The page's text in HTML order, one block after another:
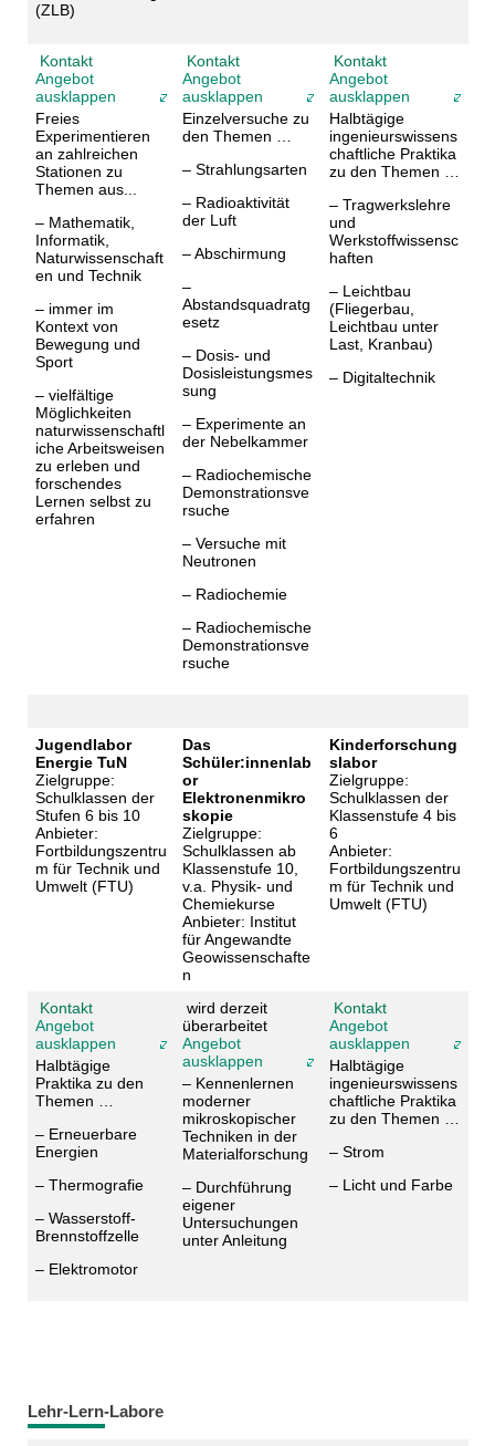
(ZLB)
Kontakt
Angebot
ausklappen
Freies
Experimentieren
an zahlreichen
Stationen zu
Themen aus...
– Mathematik,
Informatik,
Naturwissenschaft
en und Technik
– immer im
Kontext von
Bewegung und
Sport
– vielfältige
Möglichkeiten
naturwissenschaftl
iche Arbeitsweisen
zu erleben und
forschendes
Lernen selbst zu
erfahren
Kontakt
Angebot
ausklappen
Einzelversuche zu
den Themen …
– Strahlungsarten
– Radioaktivität
der Luft
– Abschirmung
–
Abstandsquadratg
esetz
– Dosis- und
Dosisleistungsmes
sung
– Experimente an
der Nebelkammer
– Radiochemische
Demonstrationsve
rsuche
– Versuche mit
Neutronen
– Radiochemie
– Radiochemische
Demonstrationsve
rsuche
Kontakt
Angebot
ausklappen
Halbtägige
ingenieurswissens
chaftliche Praktika
zu den Themen …
– Tragwerkslehre
und
Werkstoffwissensc
haften
– Leichtbau
(Fliegerbau,
Leichtbau unter
Last, Kranbau)
– Digitaltechnik
Jugendlabor
Energie TuN
Zielgruppe:
Schulklassen der
Stufen 6 bis 10
Anbieter:
Fortbildungszentru
m für Technik und
Umwelt (FTU)
Das
Schüler:innenlab
or
Elektronenmikro
skopie
Zielgruppe:
Schulklassen ab
Klassenstufe 10,
v.a. Physik- und
Chemiekurse
Anbieter: Institut
für Angewandte
Geowissenschafte
n
Kinderforschung
slabor
Zielgruppe:
Schulklassen der
Klassenstufe 4 bis
6
Anbieter:
Fortbildungszentru
m für Technik und
Umwelt (FTU)
Kontakt
Angebot
ausklappen
Halbtägige
Praktika zu den
Themen …
– Erneuerbare
Energien
– Thermografie
– Wasserstoff-
Brennstoffzelle
– Elektromotor
wird derzeit
überarbeitet
Angebot
ausklappen
– Kennenlernen
moderner
mikroskopischer
Techniken in der
Materialforschung
– Durchführung
eigener
Untersuchungen
unter Anleitung
Kontakt
Angebot
ausklappen
Halbtägige
ingenieurswissens
chaftliche Praktika
zu den Themen …
– Strom
– Licht und Farbe
Lehr-Lern-Labore